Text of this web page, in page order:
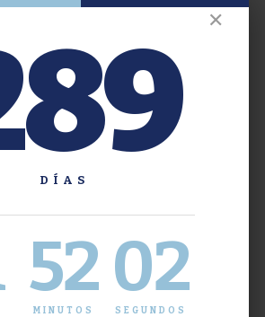
✕
DÍAS
52
MINUTOS
02
SEGUNDOS